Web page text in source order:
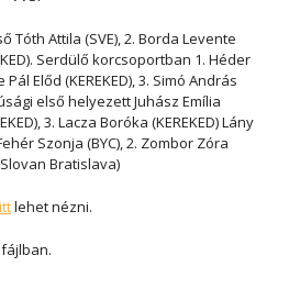
Attila (SVE), 2. Borda Levente
Serdülő korcsoportban 1. Héder
Előd (KEREKED), 3. Simó András
első helyezett Juhász Emília
3. Lacza Boróka (KEREKED) Lány
Szonja (BYC), 2. Zombor Zóra
Slovan Bratislava)
lehet nézni.